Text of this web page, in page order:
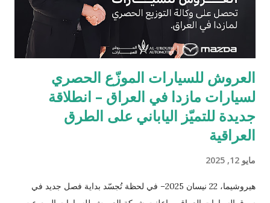
العروش للسيارات الموزّع الحصري
لسيارات مازدا في العراق – انطلاقة
جديدة للتميّز الياباني على الطرق
العراقية
مايو 12, 2025
هيروشيما، 22 نيسان 2025– في لحظة تُجسّد بداية فصل جديد في